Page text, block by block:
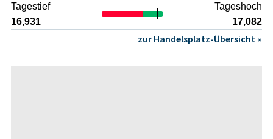
Tagestief
16,931
Tageshoch
17,082
zur Handelsplatz-Übersicht »